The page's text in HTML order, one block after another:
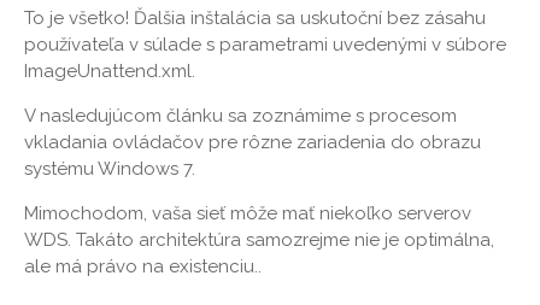
To je všetko! Ďalšia inštalácia sa uskutoční bez zásahu
používateľa v súlade s parametrami uvedenými v súbore
ImageUnattend.xml.
V nasledujúcom článku sa zoznámime s procesom
vkladania ovládačov pre rôzne zariadenia do obrazu
systému Windows 7.
Mimochodom, vaša sieť môže mať niekoľko serverov
WDS. Takáto architektúra samozrejme nie je optimálna,
ale má právo na existenciu..